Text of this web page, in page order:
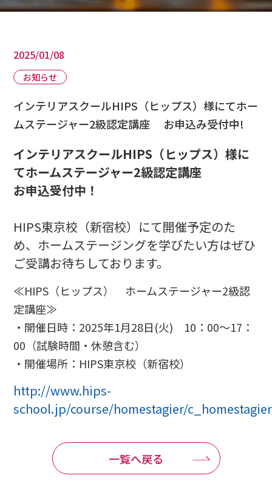
2025/01/08
お知らせ
インテリアスクールHIPS（ヒップス）様にてホー
ムステージャー2級認定講座 お申込み受付中!
インテリアスクールHIPS（ヒップス）様に
てホームステージャー2級認定講座
お申込受付中！
HIPS東京校（新宿校）にて開催予定のた
め、ホームステージングを学びたい方はぜひ
ご受講お待ちしております。
≪HIPS（ヒップス） ホームステージャー2級認
定講座≫
・開催日時：2025年1月28日(火) 10：00～17：
00（試験時間・休憩含む）
・開催場所：HIPS東京校（新宿校）
http://www.hips-
school.jp/course/homestagier/
一覧へ戻る